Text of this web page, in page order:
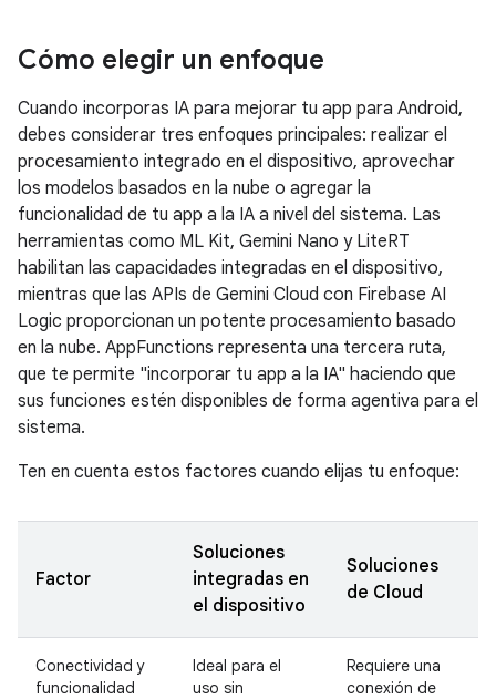
Cómo elegir un enfoque
Cuando incorporas IA para mejorar tu app para Android,
debes considerar tres enfoques principales: realizar el
procesamiento integrado en el dispositivo, aprovechar
los modelos basados en la nube o agregar la
funcionalidad de tu app a la IA a nivel del sistema. Las
herramientas como ML Kit, Gemini Nano y LiteRT
habilitan las capacidades integradas en el dispositivo,
mientras que las APIs de Gemini Cloud con Firebase AI
Logic proporcionan un potente procesamiento basado
en la nube. AppFunctions representa una tercera ruta,
que te permite "incorporar tu app a la IA" haciendo que
sus funciones estén disponibles de forma agentiva para el
sistema.
Ten en cuenta estos factores cuando elijas tu enfoque:
Factor
Soluciones
integradas en
el dispositivo
Soluciones
de Cloud
Conectividad y
funcionalidad
Ideal para el
uso sin
Requiere una
conexión de